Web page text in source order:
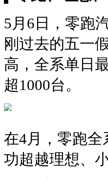
5月6日，零跑
刚过去的五一
高，全系单日
超1000台。
在4月，零跑全
功超越理想、